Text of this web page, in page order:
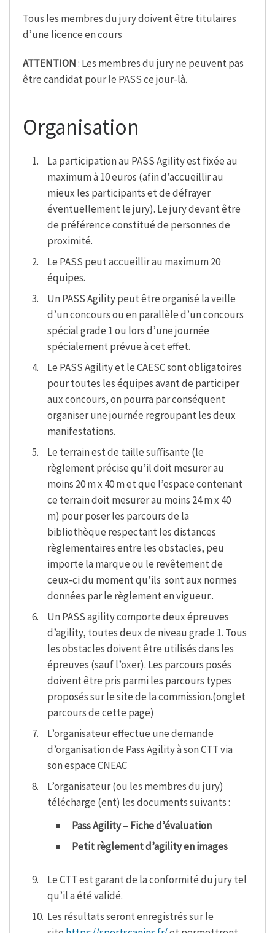
Tous les membres du jury doivent être titulaires
d’une licence en cours
ATTENTION: Les membres du jury ne peuvent pas
être candidat pour le PASS ce jour-là.
Organisation
La participation au PASS Agility est fixée au
maximum à 10 euros (afin d’accueillir au
mieux les participants et de défrayer
éventuellement le jury). Le jury devant être
de préférence constitué de personnes de
proximité.
Le PASS peut accueillirau maximum 20
équipes.
Un PASS Agility peut être organisé la veille
d’un concours ou en parallèle d’un concours
spécial grade 1 ou lors d’une journée
spécialement prévue à cet effet.
Le PASS Agility et le CAESC sont obligatoires
pour toutes les équipes avant de participer
aux concours, on pourra par conséquent
organiser une journée regroupant les deux
manifestations.
Le terrain est de taille suffisante (le
règlement précise qu’il doit mesurer au
moins 20 m x 40 m et que l’espace contenant
ce terrain doit mesurer au moins 24 m x 40
m) pour poser les parcours de la
bibliothèque respectant les distances
règlementaires entre les obstacles, peu
importe la marque ou le revêtement de
ceux-ci du moment qu’ils sont aux normes
données par le règlement en vigueur..
Un PASS agility comporte deux épreuves
d’agility, toutes deux de niveau grade 1. Tous
les obstacles doivent être utilisés dans les
épreuves (sauf l’oxer). Les parcours posés
doivent être pris parmi les parcours types
proposés sur le site de la commission.(onglet
parcours de cette page)
L’organisateur effectue une demande
d’organisation de Pass Agility à son CTT via
son espace CNEAC
L’organisateur (ou les membres du jury)
télécharge (ent) les documents suivants :
Pass Agility – Fiche d’évaluation
Petit règlement d’agility en images
Le CTT est garant de la conformité du jury tel
qu’il a été validé.
Les résultats seront enregistrés sur le